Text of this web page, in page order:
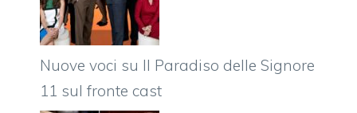
Nuove voci su Il Paradiso delle Signore
11 sul fronte cast